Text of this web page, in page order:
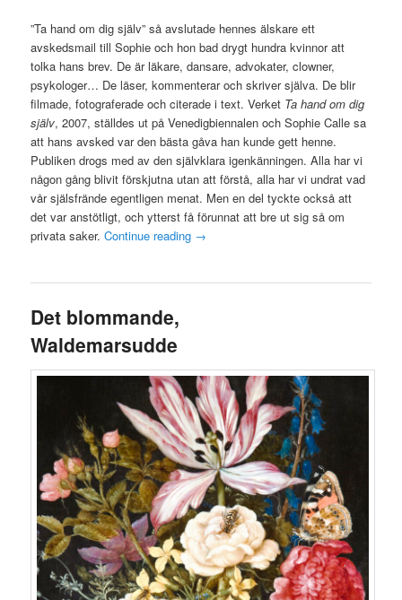
”Ta hand om dig själv” så avslutade hennes älskare ett
avskedsmail till Sophie och hon bad drygt hundra kvinnor att
tolka hans brev. De är läkare, dansare, advokater, clowner,
psykologer… De läser, kommenterar och skriver själva. De blir
filmade, fotograferade och citerade i text. Verket Ta hand om dig
själv, 2007, ställdes ut på Venedigbiennalen och Sophie Calle sa
att hans avsked var den bästa gåva han kunde gett henne.
Publiken drogs med av den självklara igenkänningen. Alla har vi
någon gång blivit förskjutna utan att förstå, alla har vi undrat vad
vår själsfrände egentligen menat. Men en del tyckte också att
det var anstötligt, och ytterst få förunnat att bre ut sig så om
privata saker.Continue reading →
Det blommande,
Waldemarsudde